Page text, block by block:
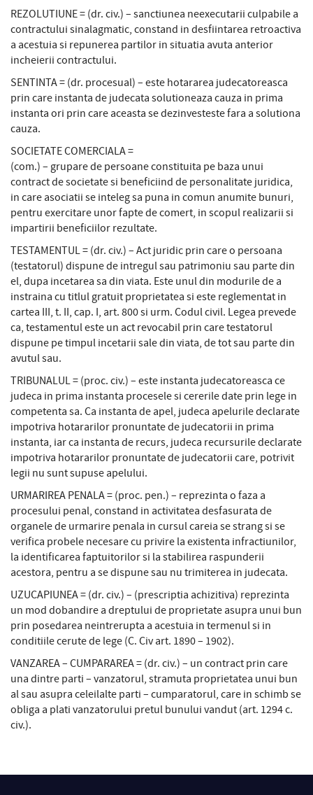
REZOLUTIUNE = (dr. civ.) – sanctiunea neexecutarii culpabile a
contractului sinalagmatic, constand in desfiintarea retroactiva
a acestuia si repunerea partilor in situatia avuta anterior
incheierii contractului.
SENTINTA = (dr. procesual) – este hotararea judecatoreasca
prin care instanta de judecata solutioneaza cauza in prima
instanta ori prin care aceasta se dezinvesteste fara a solutiona
cauza.
SOCIETATE COMERCIALA =
(com.) – grupare de persoane constituita pe baza unui
contract de societate si beneficiind de personalitate juridica,
in care asociatii se inteleg sa puna in comun anumite bunuri,
pentru exercitare unor fapte de comert, in scopul realizarii si
impartirii beneficiilor rezultate.
TESTAMENTUL = (dr. civ.) – Act juridic prin care o persoana
(testatorul) dispune de intregul sau patrimoniu sau parte din
el, dupa incetarea sa din viata. Este unul din modurile de a
instraina cu titlul gratuit proprietatea si este reglementat in
cartea III, t. II, cap. I, art. 800 si urm. Codul civil. Legea prevede
ca, testamentul este un act revocabil prin care testatorul
dispune pe timpul incetarii sale din viata, de tot sau parte din
avutul sau.
TRIBUNALUL = (proc. civ.) – este instanta judecatoreasca ce
judeca in prima instanta procesele si cererile date prin lege in
competenta sa. Ca instanta de apel, judeca apelurile declarate
impotriva hotararilor pronuntate de judecatorii in prima
instanta, iar ca instanta de recurs, judeca recursurile declarate
impotriva hotararilor pronuntate de judecatorii care, potrivit
legii nu sunt supuse apelului.
URMARIREA PENALA = (proc. pen.) – reprezinta o faza a
procesului penal, constand in activitatea desfasurata de
organele de urmarire penala in cursul careia se strang si se
verifica probele necesare cu privire la existenta infractiunilor,
la identificarea faptuitorilor si la stabilirea raspunderii
acestora, pentru a se dispune sau nu trimiterea in judecata.
UZUCAPIUNEA = (dr. civ.) – (prescriptia achizitiva) reprezinta
un mod dobandire a dreptului de proprietate asupra unui bun
prin posedarea neintrerupta a acestuia in termenul si in
conditiile cerute de lege (C. Civ art. 1890 – 1902).
VANZAREA – CUMPARAREA = (dr. civ.) – un contract prin care
una dintre parti – vanzatorul, stramuta proprietatea unui bun
al sau asupra celeilalte parti – cumparatorul, care in schimb se
obliga a plati vanzatorului pretul bunului vandut (art. 1294 c.
civ.).